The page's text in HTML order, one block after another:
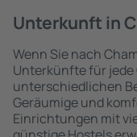
Unterkunft in
Wenn Sie nach
Unterkünfte für
unterschiedlichen
Geräumige und
Einrichtungen mit